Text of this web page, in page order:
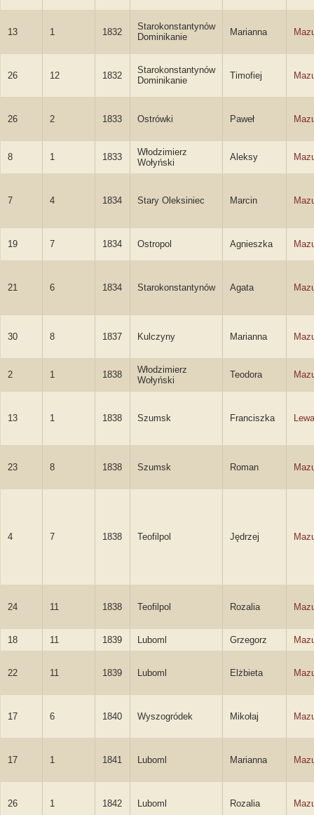
13 1 1832
Starokonstantynów
Dominikanie
Marianna
26 12 1832
Starokonstantynów
Dominikanie
Timofiej
26 2 1833 Ostrówki Paweł
8 1 1833
Włodzimierz
Wołyński
Aleksy
7 4 1834 Stary Oleksiniec Marcin
19 7 1834 Ostropol Agnieszka
21 6 1834 Starokonstantynów Agata
30 8 1837 Kulczyny Marianna
2 1 1838
Włodzimierz
Wołyński
Teodora
13 1 1838 Szumsk Franciszka
23 8 1838 Szumsk Roman
4 7 1838 Teofilpol Jędrzej
24 11 1838 Teofilpol Rozalia
18 11 1839 Luboml Grzegorz
22 11 1839 Luboml Elżbieta
17 6 1840 Wyszogródek Mikołaj
17 1 1841 Luboml Marianna
26 1 1842 Luboml Rozalia